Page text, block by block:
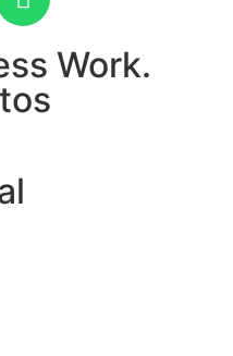
Work.